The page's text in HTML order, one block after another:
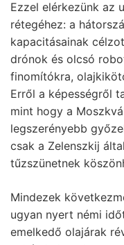
Ezzel elérkezünk az
rétegéhez: a
kapacitásainak
drónok és olcsó
finomítókra,
Erről a képességről
mint hogy a
legszerényebb
csak a Zelenszkij
tűzszünetnek
Mindezek
ugyan nyert némi
emelkedő olajárak